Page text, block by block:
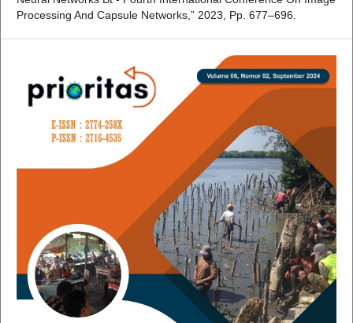
Processing And Capsule Networks,” 2023, Pp. 677–696.